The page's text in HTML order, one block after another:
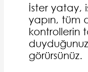
İster yatay,
yapın, tüm
kontrollerin
görürsünüz.